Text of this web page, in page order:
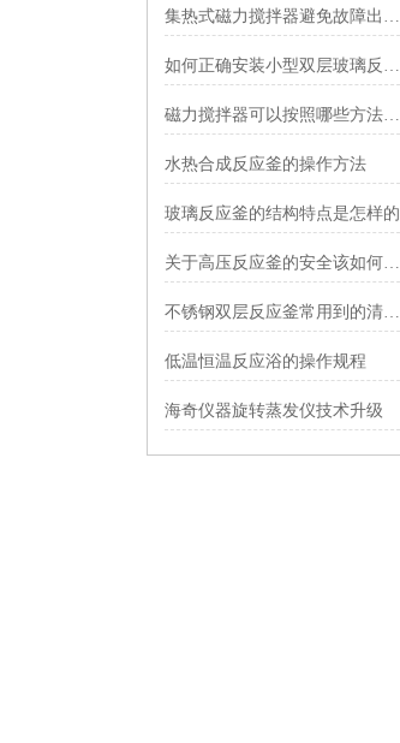
集热式磁力搅拌器避免故障出错的方法有哪些
如何正确安装小型双层玻璃反应釜
磁力搅拌器可以按照哪些方法进行挑选
水热合成反应釜的操作方法
玻璃反应釜的结构特点是怎样的
关于高压反应釜的安全该如何设置呢？
不锈钢双层反应釜常用到的清洗方法分别什么
低温恒温反应浴的操作规程
海奇仪器旋转蒸发仪技术升级